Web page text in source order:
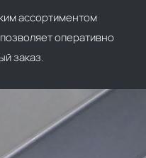
ассортиментом
оперативно
заказ.